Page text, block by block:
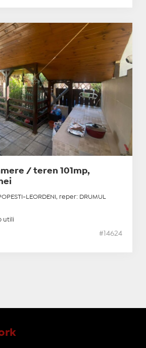
/ teren 101mp,
LEORDENI, reper: DRUMUL
utili
#14624